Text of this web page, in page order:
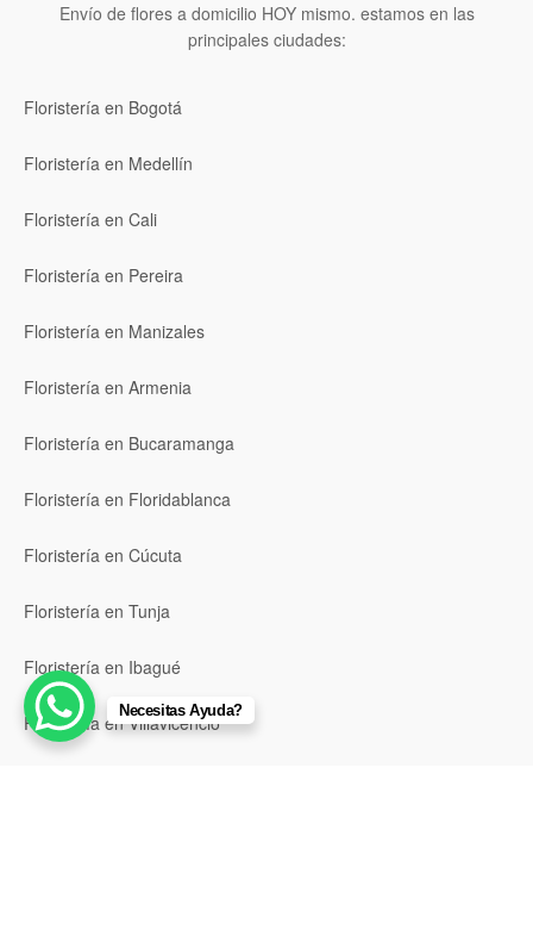
Envío de flores a domicilio HOY mismo. estamos en las
principales ciudades:
Floristería en Bogotá
Floristería en Medellín
Floristería en Cali
Floristería en Pereira
Floristería en Manizales
Floristería en Armenia
Floristería en Bucaramanga
Floristería en Floridablanca
Floristería en Cúcuta
Floristería en Tunja
Floristería en Ibagué
Floristería en Villavicencio
Necesitas Ayuda?